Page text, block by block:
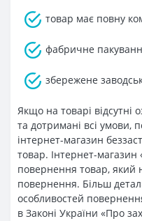
товар має повну
фабричне
збережене
Якщо на товарі відсутні
та дотримані всі умови,
інтернет-магазин
товар. Інтернет-
повернення товар, який
повернення. Більш
особливостей
в Законі України «Про